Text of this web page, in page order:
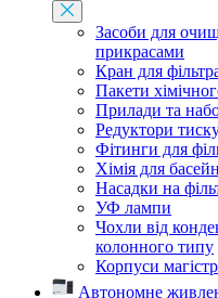
Засоби для
прикрасами
Кран для
Пакети
Прилади та
Редуктори
Фітинги для
Хімія для
Насадки на
УФ лампи
Чохли від
колонного типу
Корпуси
Автономне